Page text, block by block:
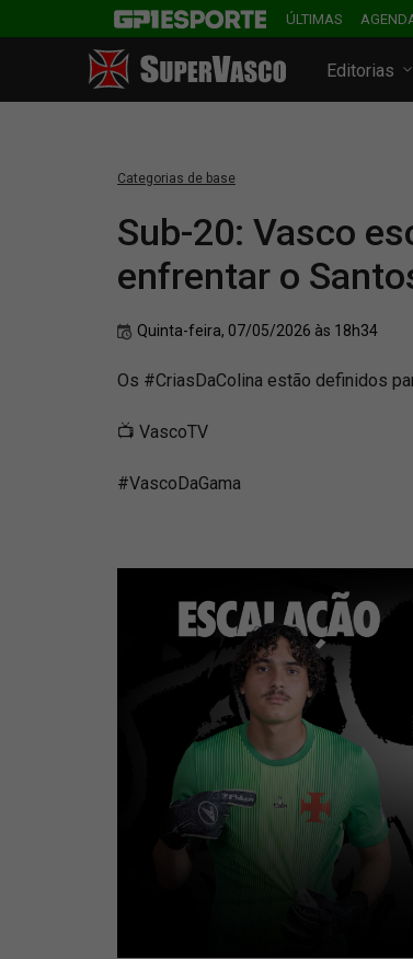
ÚLTIMAS
Editorias
Categorias de base
Sub-20: Vasco
enfrentar o
Quinta-feira, 07/05/2026 às 18h34
Os #CriasDaColina estão definidos
📺 VascoTV
#VascoDaGama